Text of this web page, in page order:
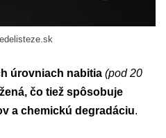
úrovniach nabitia (pod 20
čo tiež spôsobuje
a chemickú degradáciu.